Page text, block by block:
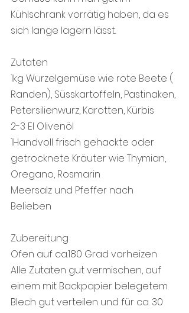
Kühlschrank vorrätig haben, da es
sich lange lagern lässt.
Zutaten
1kg Wurzelgemüse wie rote Beete (
Randen), Süsskartoffeln, Pastinaken,
Petersilienwurz, Karotten, Kürbis
2-3 El Olivenöl
1Handvoll frisch gehackte oder
getrocknete Kräuter wie Thymian,
Oregano, Rosmarin
Meersalz und Pfeffer nach
Belieben
Zubereitung
Ofen auf ca.180 Grad vorheizen
Alle Zutaten gut vermischen, auf
einem mit Backpapier belegetem
Blech gut verteilen und für ca. 30